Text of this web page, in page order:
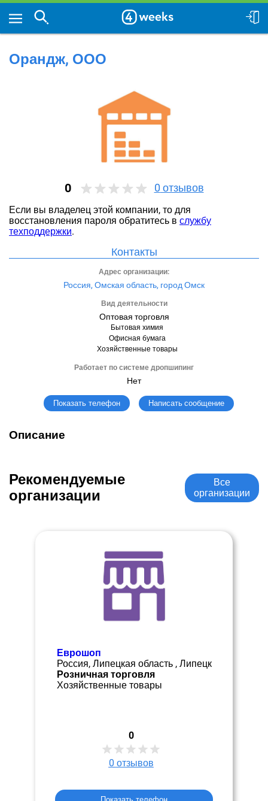
Орандж, ООО
0 0 отзывов
Если вы владелец этой компании, то для
восстановления пароля обратитесь в службу
техподдержки.
Контакты
Адрес организации:
Россия, Омская область, город Омск
Вид деятельности
Оптовая торговля
Бытовая химия
Офисная бумага
Хозяйственные товары
Работает по системе дропшипинг
Нет
Показать телефон Написать сообщение
Описание
Рекомендуемые
организации
Все
организации
Еврошоп
Россия, Липецкая область , Липецк
Розничная торговля
Хозяйственные товары
0
0 отзывов